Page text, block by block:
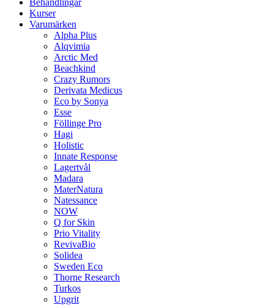
Behandlingar
Kurser
Varumärken
Alpha Plus
Alqvimia
Arctic Med
Beachkind
Crazy Rumors
Derivata Medicus
Eco by Sonya
Esse
Föllinge Pro
Hagi
Holistic
Innate Response
Lagertvål
Madara
MaterNatura
Natessance
NOW
Q for Skin
Prio Vitality
RevivaBio
Solidea
Sweden Eco
Thorne Research
Turkos
Upgrit